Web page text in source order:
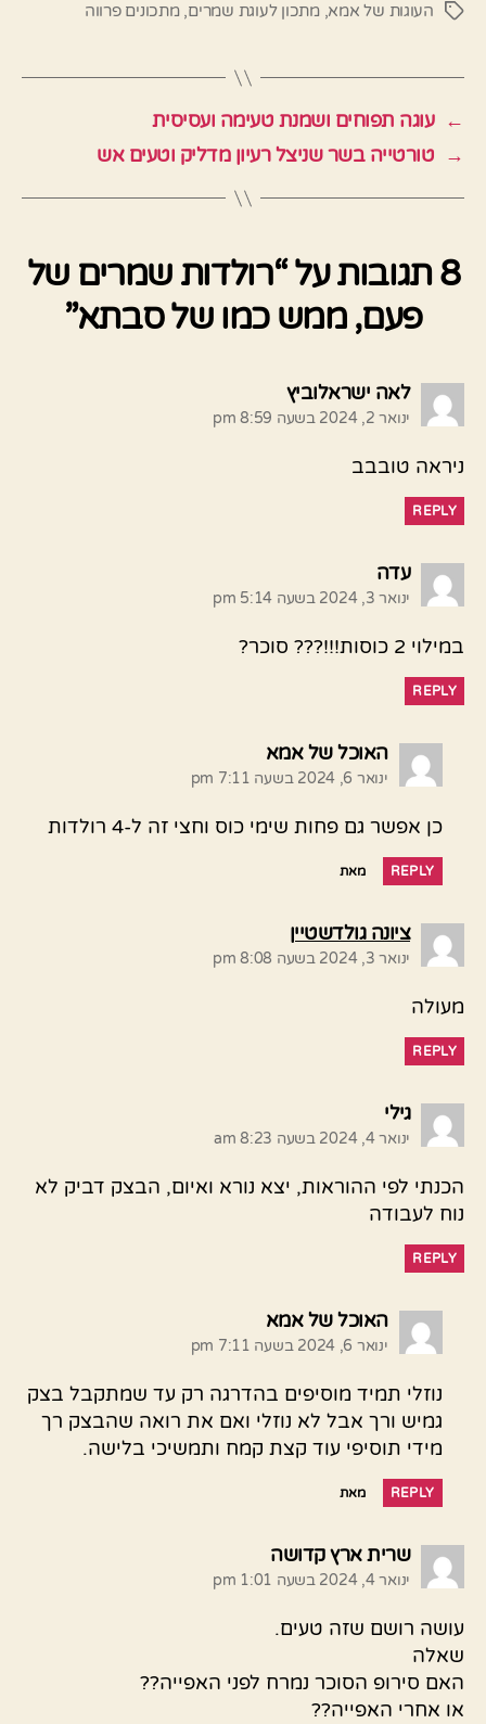
תגיותהעוגות של אמא,מתכון לעוגת שמרים,מתכונים פרווה
← עוגה תפוחים ושמנת טעימה ועסיסית
→ טורטייה בשר שניצל רעיון מדליק וטעים אש
8 תגובות על “רולדות שמרים של
פעם, ממש כמו של סבתא”
לאה ישראלוביץאומר:
ינואר 2, 2024 בשעה 8:59 pm
ניראה טובבב
REPLY
עדה
ינואר 3, 2024 בשעה 5:14 pm
במילוי 2 כוסות!!!??? סוכר?
REPLY
האוכל של אמא
ינואר 6, 2024 בשעה 7:11 pm
כן אפשר גם פחות שימי כוס וחצי זה ל-4 רולדות
REPLY מאת
ציונה גולדשטיין
ינואר 3, 2024 בשעה 8:08 pm
מעולה
REPLY
גילי
ינואר 4, 2024 בשעה 8:23 am
הכנתי לפי ההוראות, יצא נורא ואיום, הבצק דביק לא
נוח לעבודה
REPLY
האוכל של אמא
ינואר 6, 2024 בשעה 7:11 pm
נוזלי תמיד מוסיפים בהדרגה רק עד שמתקבל בצק
גמיש ורך אבל לא נוזלי ואם את רואה שהבצק רך
מידי תוסיפי עוד קצת קמח ותמשיכי בלישה.
REPLY מאת
שרית ארץ קדושה
ינואר 4, 2024 בשעה 1:01 pm
עושה רושם שזה טעים.
שאלה
האם סירופ הסוכר נמרח לפני האפייה??
או אחרי האפייה??